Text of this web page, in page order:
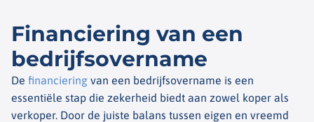
Financiering van een
bedrijfsovername
De financiering van een bedrijfsovername is een
essentiële stap die zekerheid biedt aan zowel koper als
verkoper. Door de juiste balans tussen eigen en vreemd